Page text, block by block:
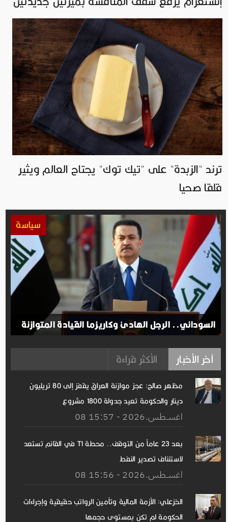
ترند "الزبدة" على "تيك توك" يجتاح العالم ويثير
قلقا صحيا
سياسة
السوداني.. الرجل الهادئ وكاريزما القيادة المتوازنة
آخر الأخبار الأكثر قراءة
مظهر صالح: عجز موازنة العراق يقفز إلى 80 تريليون
دينار والحكومة تعيد جدولة 1800 مشروع
08 اغســطس.2026 - 15:57
بعد 23 عاماً من التوقف.. محطة T1 في القائم تستعد
لاستئناف تصدير النفط
08 اغســطس.2026 - 15:56
الخزعلي: الأزمة المالية وتأمين الرواتب حقيقية وإجراءات
الحكومة لم تكن بمستوى حجمها